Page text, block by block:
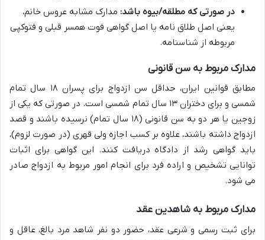
در صورتی که مطلقه/بیوه باشد: مدارک مشابه عروس خانم،
یعنی اصل طلاق نامه یا اصل گواهی فوت همسر قبلی و فتوکپی
مربوطه از شناسنامه.
مدارک مربوط به سن قانونی
مطابق قوانین ایران، حداقل سن ازدواج برای پسران ۱۸ سال تمام
شمسی و برای دختران ۱۳ سال تمام شمسی است. در صورتی که یکی از
زوجین یا هر دو به سن قانونی (۱۸ سال تمام) نرسیده باشند و قصد
ازدواج داشته باشند، علاوه بر کسب اجازه ولی قهری (در صورت لزوم)،
باید گواهی رشد از دادگاه دریافت کنند. این گواهی برای اثبات
توانایی تشخیص و اراده فرد برای انجام امور مربوط به ازدواج صادر
می شود.
مدارک مربوط به شاهدین عقد
برای ثبت رسمی و شرعی عقد، حضور دو نفر شاهد مرد بالغ، عاقل و